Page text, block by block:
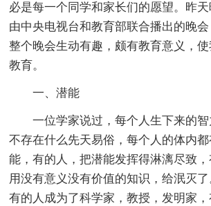
必是每一个同学和家长们的愿望。昨
由中央电视台和教育部联合播出的晚会
整个晚会生动有趣，颇有教育意义，
教育。
一、潜能
一位学家说过，每个人生下来的智
不存在什么先天易俗，每个人的体内
能，有的人，把潜能发挥得淋漓尽致
用没有意义没有价值的知识，给泯灭
有的人成为了科学家，教授，发明家